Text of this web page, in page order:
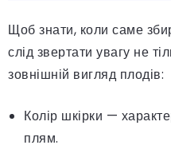
Щоб знати, коли саме
слід звертати увагу не
зовнішній вигляд плодів:
Колір шкірки —
плям.